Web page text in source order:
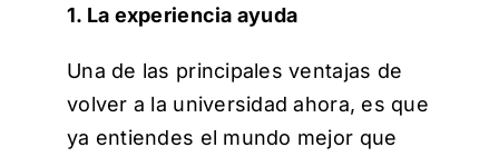
1. La experiencia ayuda
Una de las principales ventajas de
volver a la universidad ahora, es que
ya entiendes el mundo mejor que